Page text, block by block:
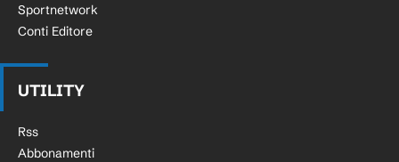
Sportnetwork
Conti Editore
UTILITY
Rss
Abbonamenti